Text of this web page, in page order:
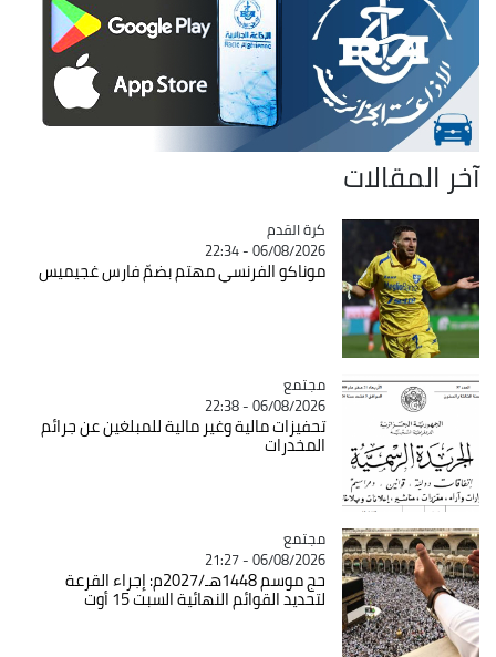
آخر المقالات
Catégorie
كرة القدم
06/08/2026 - 22:34
موناكو الفرنسي مهتم بضمّ فارس غجيميس
Catégorie
مجتمع
06/08/2026 - 22:38
تحفيزات مالية وغير مالية للمبلغين عن جرائم
المخدرات
Catégorie
مجتمع
06/08/2026 - 21:27
حج موسم 1448هـ/2027م: إجراء القرعة
لتحديد القوائم النهائية السبت 15 أوت